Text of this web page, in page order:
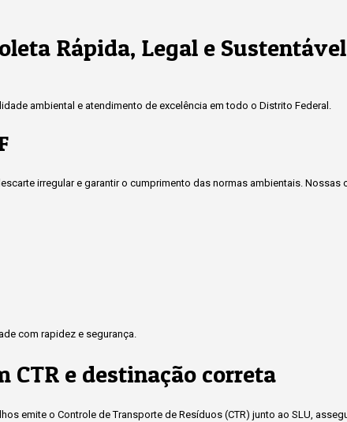
Rápida, Legal e Sustentável
ambiental e atendimento de excelência em todo o Distrito Federal.
irregular e garantir o cumprimento das normas ambientais. Nossas
com rapidez e segurança.
CTR e destinação correta
emite o Controle de Transporte de Resíduos (CTR) junto ao SLU,